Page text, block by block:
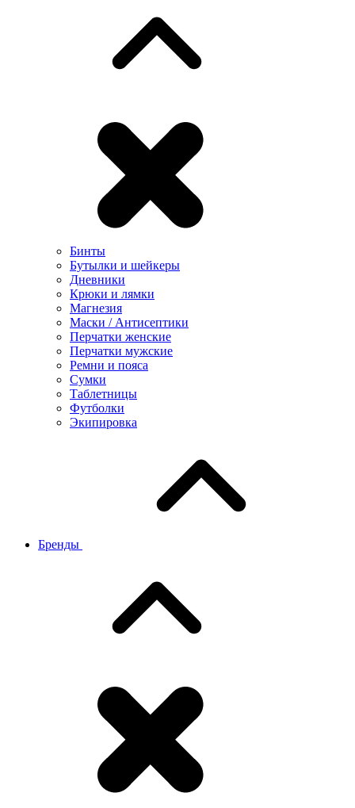
Бинты
Бутылки и шейкеры
Дневники
Крюки и лямки
Магнезия
Маски / Антисептики
Перчатки женские
Перчатки мужские
Ремни и пояса
Сумки
Таблетницы
Футболки
Экипировка
Бренды